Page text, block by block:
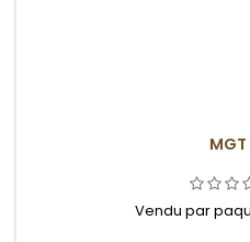
MGT
Vendu par